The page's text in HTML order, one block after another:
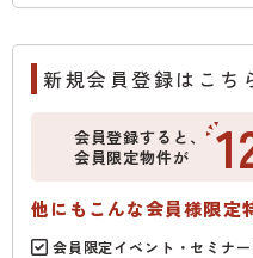
新規会員登録はこち
会員登録すると、
会員限定物件が
他にもこんな会員様限定
会員限定イベント・セミナ